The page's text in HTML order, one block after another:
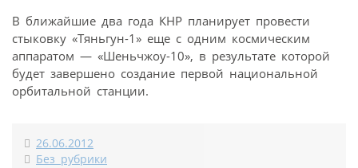
В ближайшие два года КНР планирует провести
стыковку «Тяньгун-1» еще с одним космическим
аппаратом — «Шеньчжоу-10», в результате которой
будет завершено создание первой национальной
орбитальной станции.
26.06.2012
Без рубрики